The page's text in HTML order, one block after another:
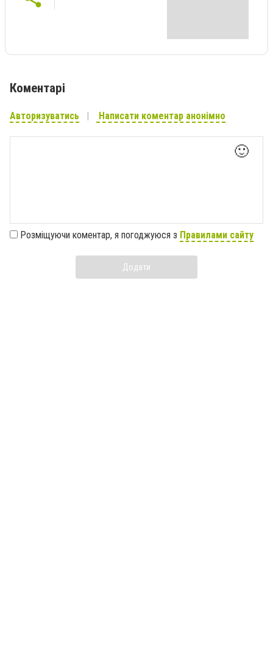
Коментарі
Авторизуватись Написати коментар анонімно
🙂
Розміщуючи коментар, я погоджуюся з Правилами сайту
Додати